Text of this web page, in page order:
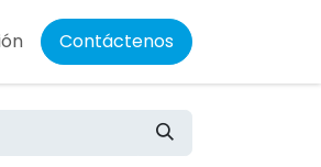
Contáctenos